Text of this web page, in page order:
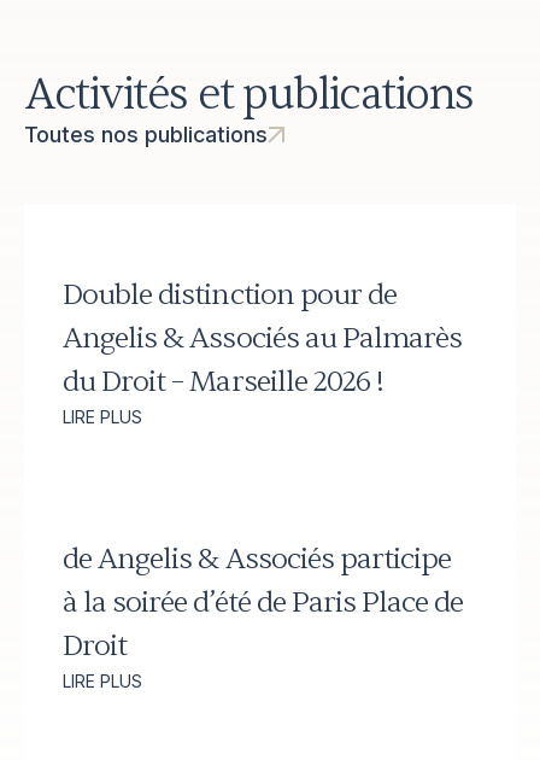
Avocat au barreau de Marseille depuis 1995
Activités et publications
Toutes nos publications
Double distinction pour de
Angelis & Associés au Palmarès
du Droit – Marseille 2026 !
LIRE PLUS
de Angelis & Associés participe
à la soirée d’été de Paris Place de
Droit
LIRE PLUS